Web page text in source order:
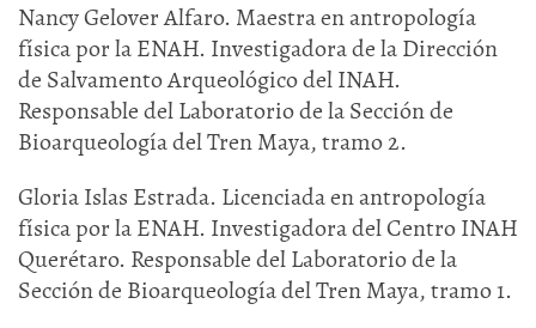
Nancy Gelover Alfaro. Maestra en antropología
física por la ENAH. Investigadora de la Dirección
de Salvamento Arqueológico del INAH.
Responsable del Laboratorio de la Sección de
Bioarqueología del Tren Maya, tramo 2.
Gloria Islas Estrada. Licenciada en antropología
física por la ENAH. Investigadora del Centro INAH
Querétaro. Responsable del Laboratorio de la
Sección de Bioarqueología del Tren Maya, tramo 1.